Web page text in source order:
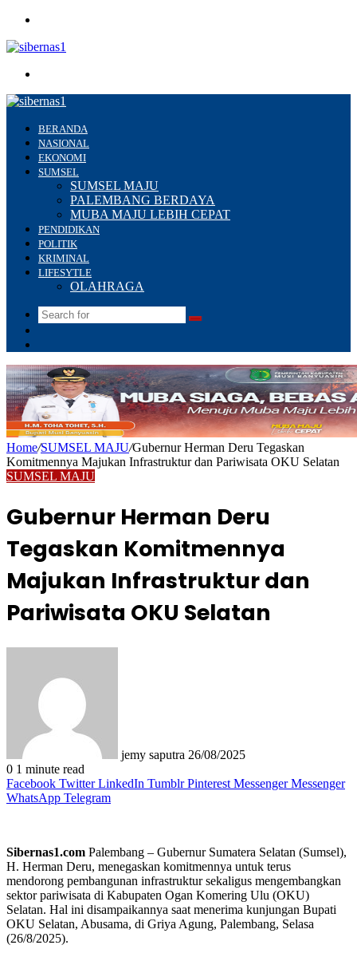
BERANDA
NASIONAL
EKONOMI
SUMSEL
SUMSEL MAJU
PALEMBANG BERDAYA
MUBA MAJU LEBIH CEPAT
PENDIDIKAN
POLITIK
KRIMINAL
LIFESYTLE
OLAHRAGA
Search
Home/SUMSEL MAJU/Gubernur Herman Deru Tegaskan
Komitmennya Majukan Infrastruktur dan Pariwisata OKU Selatan
SUMSEL MAJU
Gubernur Herman Deru
Tegaskan Komitmennya
Majukan Infrastruktur dan
Pariwisata OKU Selatan
jemy saputra 26/08/2025
0 1 minute read
Facebook Twitter LinkedIn Tumblr Pinterest Messenger Messenger
WhatsApp Telegram
Sibernas1.com Palembang – Gubernur Sumatera Selatan (Sumsel),
H. Herman Deru, menegaskan komitmennya untuk terus
mendorong pembangunan infrastruktur sekaligus mengembangkan
sektor pariwisata di Kabupaten Ogan Komering Ulu (OKU)
Selatan. Hal ini disampaikannya saat menerima kunjungan Bupati
OKU Selatan, Abusama, di Griya Agung, Palembang, Selasa
(26/8/2025).